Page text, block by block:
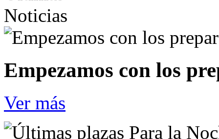
Empezamos con los
Ver más